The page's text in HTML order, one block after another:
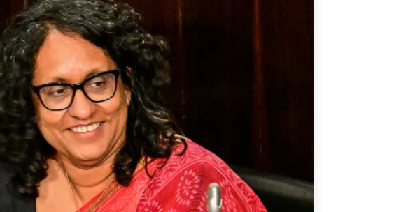
PUBLICATIONS
Observatoire Asie
Perspectives
Dépêches
Rapports et notes de synthèse
Réflexions stratégiques
Explications
Études de cas
Sondages
Séries spéciales